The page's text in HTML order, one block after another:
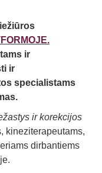
ir
ir
specialistams
ir korekcijos
kineziterapeutams,
dirbantiems